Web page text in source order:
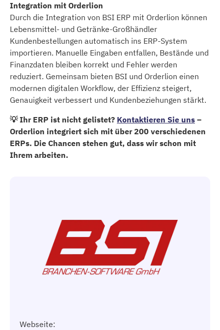
Integration mit Orderlion
Durch die Integration von BSI ERP mit Orderlion können
Lebensmittel- und Getränke-Großhändler
Kundenbestellungen automatisch ins ERP-System
importieren. Manuelle Eingaben entfallen, Bestände und
Finanzdaten bleiben korrekt und Fehler werden
reduziert. Gemeinsam bieten BSI und Orderlion einen
modernen digitalen Workflow, der Effizienz steigert,
Genauigkeit verbessert und Kundenbeziehungen stärkt.
💡 Ihr ERP ist nicht gelistet? Kontaktieren Sie uns –
Orderlion integriert sich mit über 200 verschiedenen
ERPs. Die Chancen stehen gut, dass wir schon mit
Ihrem arbeiten.
Webseite: